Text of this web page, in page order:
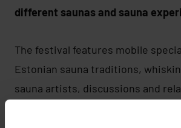
different saunas and sauna
The festival features mobile
Estonian sauna traditions,
sauna artists, discussions and